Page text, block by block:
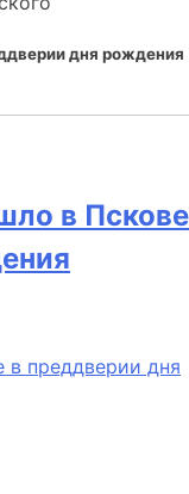
дня рождения
в Пскове
преддверии дня